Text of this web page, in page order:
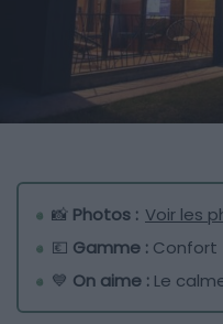
📸 Photos : Voir les
💶 Gamme : Confort
💙 On aime : Le